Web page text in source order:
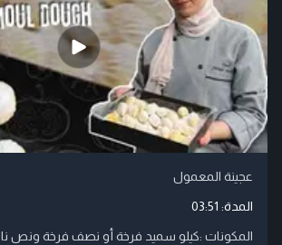
عجينة المعمول
المدة: 03:51